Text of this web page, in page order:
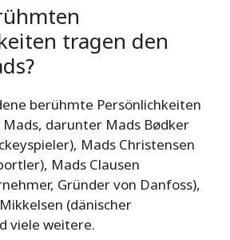
tragen den
berühmte Persönlichkeiten
darunter Mads Bødker
Mads Christensen
Mads Clausen
Gründer von Danfoss),
(dänischer
viele weitere.